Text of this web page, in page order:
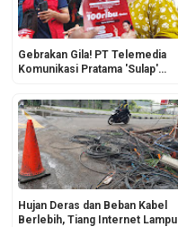
Gebrakan Gila! PT Telemedia
Komunikasi Pratama 'Sulap'
Meriah, Rakyat Kecil Kini Bisa
Online Sepuasnya
Hujan Deras dan Beban Kabel
Berlebih, Tiang Internet Lampu